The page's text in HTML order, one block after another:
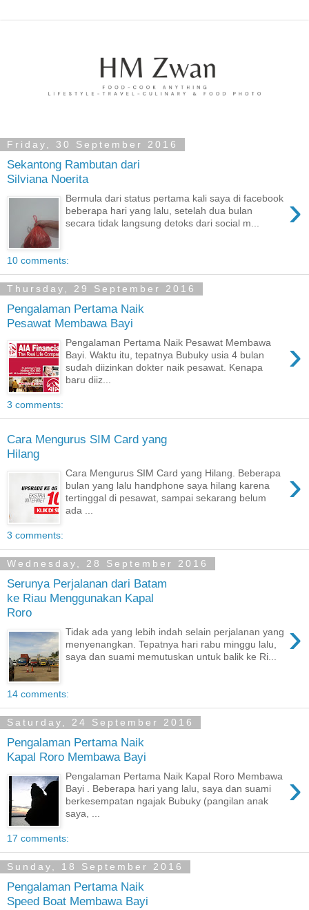
Friday, 30 September 2016
Sekantong Rambutan dari
Silviana Noerita
›
Bermula dari status pertama kali saya di facebook
beberapa hari yang lalu, setelah dua bulan
secara tidak langsung detoks dari social m...
10 comments:
Thursday, 29 September 2016
Pengalaman Pertama Naik
Pesawat Membawa Bayi
›
Pengalaman Pertama Naik Pesawat Membawa
Bayi. Waktu itu, tepatnya Bubuky usia 4 bulan
sudah diizinkan dokter naik pesawat. Kenapa
baru diiz...
3 comments:
Cara Mengurus SIM Card yang
Hilang
›
Cara Mengurus SIM Card yang Hilang. Beberapa
bulan yang lalu handphone saya hilang karena
tertinggal di pesawat, sampai sekarang belum
ada ...
3 comments:
Wednesday, 28 September 2016
Serunya Perjalanan dari Batam
ke Riau Menggunakan Kapal
Roro
›
Tidak ada yang lebih indah selain perjalanan yang
menyenangkan. Tepatnya hari rabu minggu lalu,
saya dan suami memutuskan untuk balik ke Ri...
14 comments:
Saturday, 24 September 2016
Pengalaman Pertama Naik
Kapal Roro Membawa Bayi
›
Pengalaman Pertama Naik Kapal Roro Membawa
Bayi . Beberapa hari yang lalu, saya dan suami
berkesempatan ngajak Bubuky (pangilan anak
saya, ...
17 comments:
Sunday, 18 September 2016
Pengalaman Pertama Naik
Speed Boat Membawa Bayi